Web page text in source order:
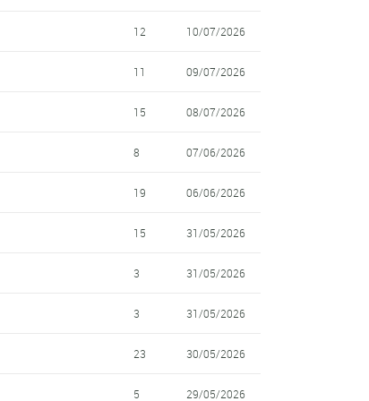
12 10/07/2026
11 09/07/2026
15 08/07/2026
8 07/06/2026
19 06/06/2026
15 31/05/2026
3 31/05/2026
3 31/05/2026
23 30/05/2026
5 29/05/2026